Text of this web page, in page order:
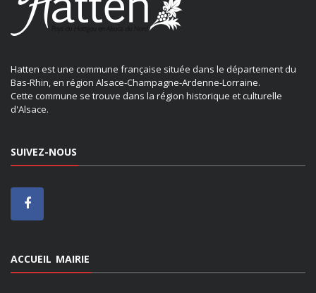
Hatten est une commune française située dans le département du
Bas-Rhin, en région Alsace-Champagne-Ardenne-Lorraine.
Cette commune se trouve dans la région historique et culturelle
d'Alsace.
SUIVEZ-NOUS
ACCUEIL MAIRIE